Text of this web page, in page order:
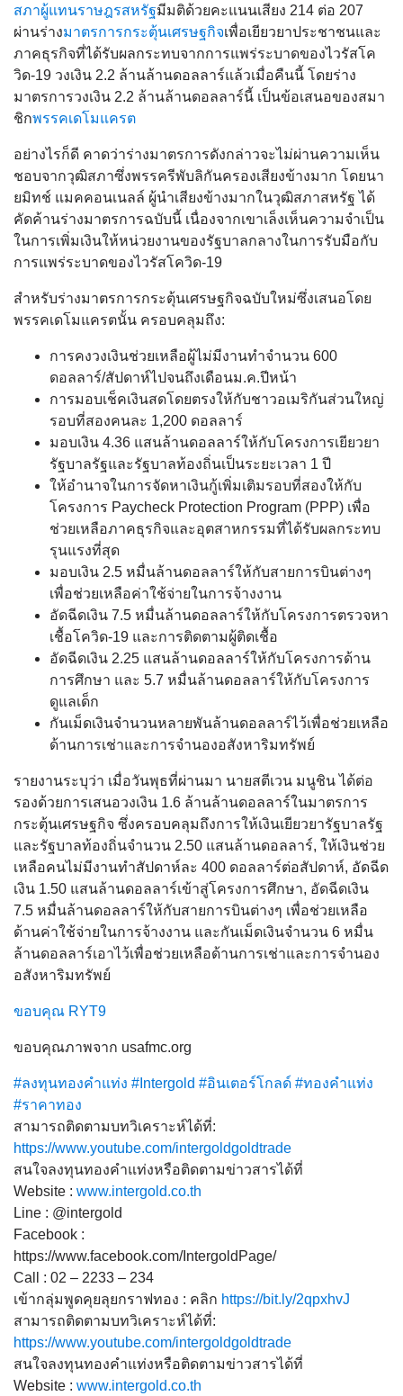
สภาผู้แทนราษฎรสหรัฐมีมติด้วยคะแนนเสียง 214 ต่อ 207
ผ่านร่างมาตรการกระตุ้นเศรษฐกิจเพื่อเยียวยาประชาชนและ
ภาคธุรกิจที่ได้รับผลกระทบจากการแพร่ระบาดของไวรัสโค
วิด-19 วงเงิน 2.2 ล้านล้านดอลลาร์แล้วเมื่อคืนนี้ โดยร่าง
มาตรการวงเงิน 2.2 ล้านล้านดอลลาร์นี้ เป็นข้อเสนอของสมา
ชิกพรรคเดโมแครต
อย่างไรก็ดี คาดว่าร่างมาตรการดังกล่าวจะไม่ผ่านความเห็น
ชอบจากวุฒิสภาซึ่งพรรครีพับลิกันครองเสียงข้างมาก โดยนา
ยมิทช์ แมคคอนเนลล์ ผู้นำเสียงข้างมากในวุฒิสภาสหรัฐ ได้
คัดค้านร่างมาตรการฉบับนี้ เนื่องจากเขาเล็งเห็นความจำเป็น
ในการเพิ่มเงินให้หน่วยงานของรัฐบาลกลางในการรับมือกับ
การแพร่ระบาดของไวรัสโควิด-19
สำหรับร่างมาตรการกระตุ้นเศรษฐกิจฉบับใหม่ซึ่งเสนอโดย
พรรคเดโมแครตนั้น ครอบคลุมถึง:
การคงวงเงินช่วยเหลือผู้ไม่มีงานทำจำนวน 600
ดอลลาร์/สัปดาห์ไปจนถึงเดือนม.ค.ปีหน้า
การมอบเช็คเงินสดโดยตรงให้กับชาวอเมริกันส่วนใหญ่
รอบที่สองคนละ 1,200 ดอลลาร์
มอบเงิน 4.36 แสนล้านดอลลาร์ให้กับโครงการเยียวยา
รัฐบาลรัฐและรัฐบาลท้องถิ่นเป็นระยะเวลา 1 ปี
ให้อำนาจในการจัดหาเงินกู้เพิ่มเติมรอบที่สองให้กับ
โครงการ Paycheck Protection Program (PPP) เพื่อ
ช่วยเหลือภาคธุรกิจและอุตสาหกรรมที่ได้รับผลกระทบ
รุนแรงที่สุด
มอบเงิน 2.5 หมื่นล้านดอลลาร์ให้กับสายการบินต่างๆ
เพื่อช่วยเหลือค่าใช้จ่ายในการจ้างงาน
อัดฉีดเงิน 7.5 หมื่นล้านดอลลาร์ให้กับโครงการตรวจหา
เชื้อโควิด-19 และการติดตามผู้ติดเชื้อ
อัดฉีดเงิน 2.25 แสนล้านดอลลาร์ให้กับโครงการด้าน
การศึกษา และ 5.7 หมื่นล้านดอลลาร์ให้กับโครงการ
ดูแลเด็ก
กันเม็ดเงินจำนวนหลายพันล้านดอลลาร์ไว้เพื่อช่วยเหลือ
ด้านการเช่าและการจำนองอสังหาริมทรัพย์
รายงานระบุว่า เมื่อวันพุธที่ผ่านมา นายสตีเวน มนูชิน ได้ต่อ
รองด้วยการเสนอวงเงิน 1.6 ล้านล้านดอลลาร์ในมาตรการ
กระตุ้นเศรษฐกิจ ซึ่งครอบคลุมถึงการให้เงินเยียวยารัฐบาลรัฐ
และรัฐบาลท้องถิ่นจำนวน 2.50 แสนล้านดอลลาร์, ให้เงินช่วย
เหลือคนไม่มีงานทำสัปดาห์ละ 400 ดอลลาร์ต่อสัปดาห์, อัดฉีด
เงิน 1.50 แสนล้านดอลลาร์เข้าสู่โครงการศึกษา, อัดฉีดเงิน
7.5 หมื่นล้านดอลลาร์ให้กับสายการบินต่างๆ เพื่อช่วยเหลือ
ด้านค่าใช้จ่ายในการจ้างงาน และกันเม็ดเงินจำนวน 6 หมื่น
ล้านดอลลาร์เอาไว้เพื่อช่วยเหลือด้านการเช่าและการจำนอง
อสังหาริมทรัพย์
ขอบคุณ RYT9
ขอบคุณภาพจาก usafmc.org
#ลงทุนทองคำแท่ง #Intergold #อินเตอร์โกลด์ #ทองคำแท่ง
#ราคาทอง
สามารถติดตามบทวิเคราะห์ได้ที่:
https://www.youtube.com/intergoldgoldtrade
สนใจลงทุนทองคำแท่งหรือติดตามข่าวสารได้ที่
Website : www.intergold.co.th
Line : @intergold
Facebook :
https://www.facebook.com/IntergoldPage/
Call : 02 – 2233 – 234
เข้ากลุ่มพูดคุยลุยกราฟทอง : คลิก https://bit.ly/2qpxhvJ
สามารถติดตามบทวิเคราะห์ได้ที่:
https://www.youtube.com/intergoldgoldtrade
สนใจลงทุนทองคำแท่งหรือติดตามข่าวสารได้ที่
Website : www.intergold.co.th